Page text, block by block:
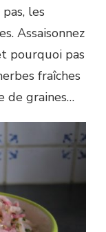
les
Assaisonnez
pourquoi pas
fraîches
de graines…